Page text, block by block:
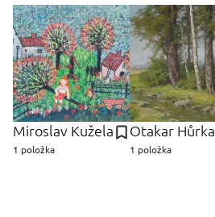
Miroslav Kužela
1 položka
Otakar Hůrka
1 položka